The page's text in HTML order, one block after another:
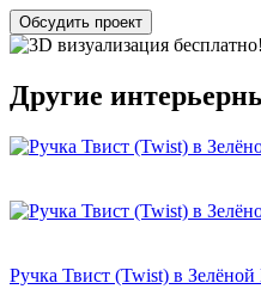
Обсудить проект
Другие
Ручка Твист (Twist) в